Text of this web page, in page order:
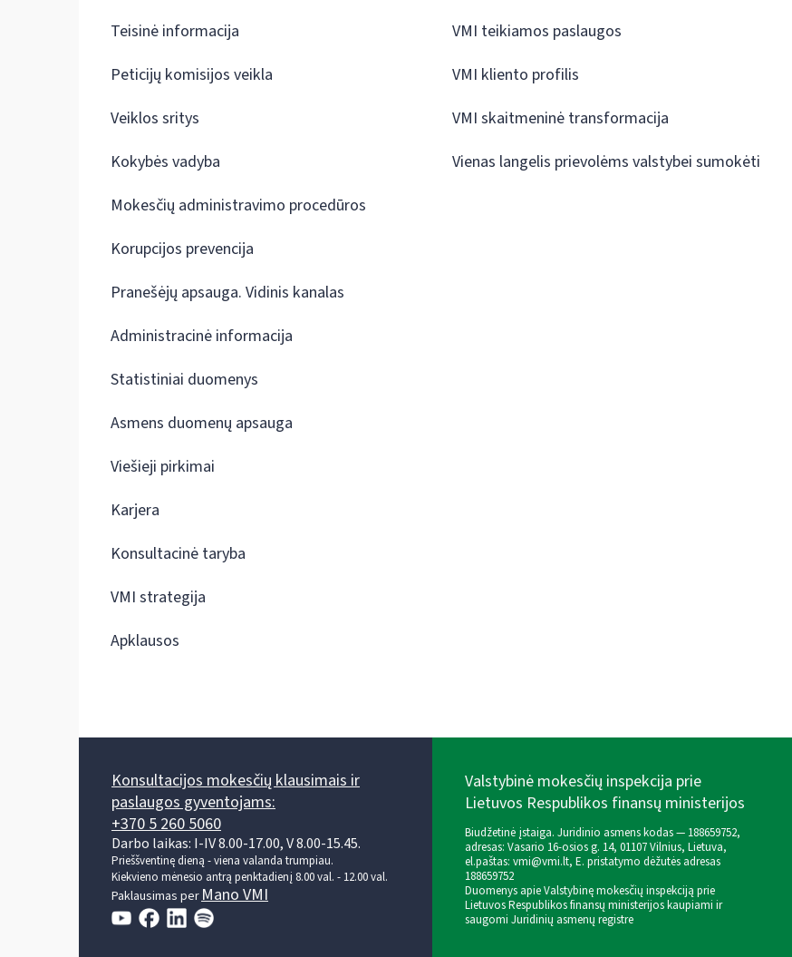
Teisinė informacija
Peticijų komisijos veikla
Veiklos sritys
Kokybės vadyba
Mokesčių administravimo procedūros
Korupcijos prevencija
Pranešėjų apsauga. Vidinis kanalas
Administracinė informacija
Statistiniai duomenys
Asmens duomenų apsauga
Viešieji pirkimai
Karjera
Konsultacinė taryba
VMI strategija
Apklausos
VMI teikiamos paslaugos
VMI kliento profilis
VMI skaitmeninė transformacija
Vienas langelis prievolėms valstybei sumokėti
Konsultacijos mokesčių klausimais ir
paslaugos gyventojams:
+370 5 260 5060
Darbo laikas: I-IV 8.00-17.00, V 8.00-15.45.
Prieššventinę dieną - viena valanda trumpiau.
Kiekvieno mėnesio antrą penktadienį 8.00 val. - 12.00 val.
Paklausimas perMano VMI
Valstybinė mokesčių inspekcija prie
Lietuvos Respublikos finansų ministerijos
Biudžetinė įstaiga. Juridinio asmens kodas — 188659752,
adresas: Vasario 16-osios g. 14, 01107 Vilnius, Lietuva,
el.paštas: vmi@vmi.lt, E. pristatymo dėžutės adresas
188659752
Duomenys apie Valstybinę mokesčių inspekciją prie
Lietuvos Respublikos finansų ministerijos kaupiami ir
saugomi Juridinių asmenų registre